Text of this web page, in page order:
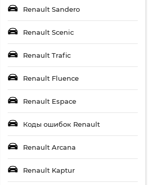
Renault Sandero
Renault Scenic
Renault Trafic
Renault Fluence
Renault Espace
Коды ошибок Renault
Renault Arcana
Renault Kaptur